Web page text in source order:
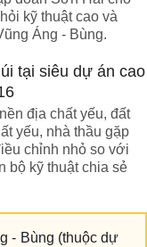
kỹ thuật cao và
Áng - Bùng.
địa chất yếu, đất
yếu, nhà thầu gặp
chỉnh nhỏ so với
bộ kỹ thuật chia sẻ
- Bùng (thuộc dự